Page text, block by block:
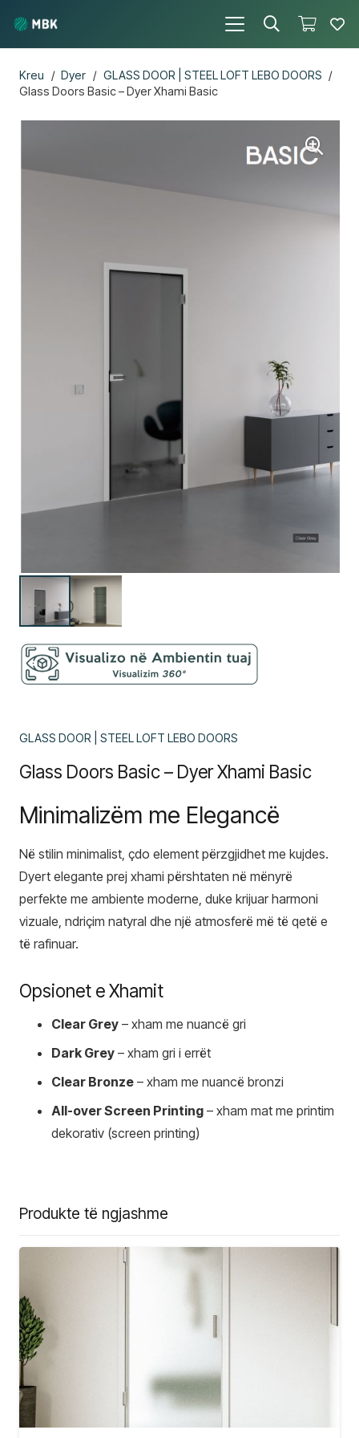
Kreu / Dyer / GLASS DOOR | STEEL LOFT LEBO DOORS /
Glass Doors Basic – Dyer Xhami Basic
GLASS DOOR | STEEL LOFT LEBO DOORS
Glass Doors Basic – Dyer Xhami Basic
Minimalizëm me Elegancë
Në stilin minimalist, çdo element përzgjidhet me kujdes.
Dyert elegante prej xhami përshtaten në mënyrë
perfekte me ambiente moderne, duke krijuar harmoni
vizuale, ndriçim natyral dhe një atmosferë më të qetë e
të rafinuar.
Opsionet e Xhamit
Clear Grey – xham me nuancë gri
Dark Grey – xham gri i errët
Clear Bronze – xham me nuancë bronzi
All-over Screen Printing – xham mat me printim
dekorativ (screen printing)
Produkte të ngjashme